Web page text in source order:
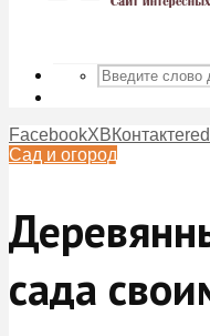
FacebookXВКонтакте
Сад и огород
сада